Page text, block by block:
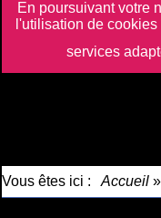
En poursuivant votre
l'utilisation de
services
Vous êtes ici : Accueil»